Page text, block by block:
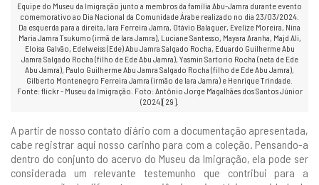
Equipe do Museu da Imigração junto a membros da família Abu-Jamra durante evento
comemorativo ao Dia Nacional da Comunidade Árabe realizado no dia 23/03/2024.
Da esquerda para a direita, Iara Ferreira Jamra, Otávio Balaguer, Evelize Moreira, Nina
Maria Jamra Tsukumo (irmã de Iara Jamra), Luciane Santesso, Mayara Aranha, Majd Ali,
Eloisa Galvão, Edelweiss (Ede) Abu Jamra Salgado Rocha, Eduardo Guilherme Abu
Jamra Salgado Rocha (filho de Ede Abu Jamra), Yasmin Sartorio Rocha (neta de Ede
Abu Jamra), Paulo Guilherme Abu Jamra Salgado Rocha (filho de Ede Abu Jamra),
Gilberto Montenegro Ferreira Jamra (irmão de Iara Jamra) e Henrique Trindade.
Fonte: flickr - Museu da Imigração. Foto: Antônio Jorge Magalhães dos Santos Júnior
(2024)[29].
A partir de nosso contato diário com a documentação apresentada,
cabe registrar aqui nosso carinho para com a coleção. Pensando-a
dentro do conjunto do acervo do Museu da Imigração, ela pode ser
considerada um relevante testemunho que contribui para a